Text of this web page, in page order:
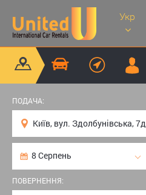
Укр
ПОДАЧА:
ПОВЕРНЕННЯ: